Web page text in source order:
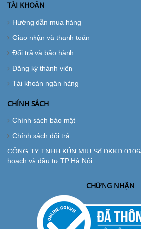
TÀI KHOẢN
Hướng dẫn mua hàng
Giao nhận và thanh toán
Đổi trả và bảo hành
Đăng ký thành viên
Tài khoản ngân hàng
CHÍNH SÁCH
Chính sách bảo mật
Chính sách đổi trả
CÔNG TY TNHH KÚN MIU Số ĐKKD
hoạch và đầu tư TP Hà Nội
CHỨNG NHẬN